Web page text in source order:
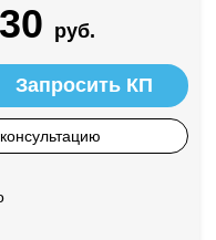
руб.
Запросить КП